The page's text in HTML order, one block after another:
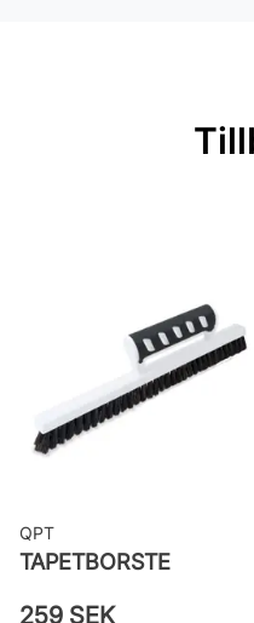
Rullängd: 10,05
Applicering av
väggen
Leverantörens
LV3403
QPT
TAPETBORSTE
259 SEK